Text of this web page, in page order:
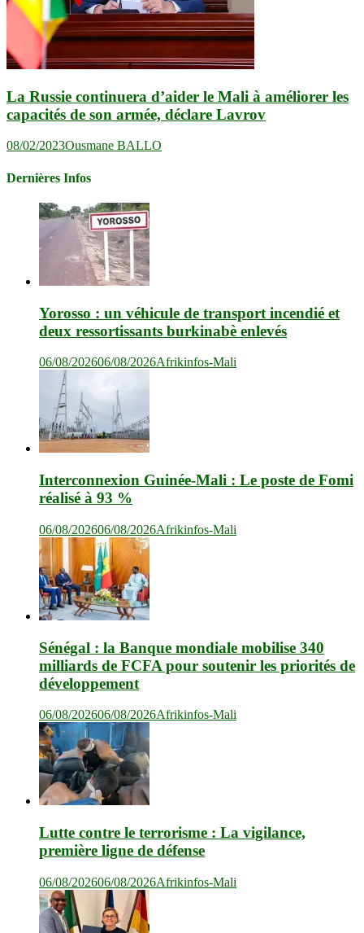
La Russie continuera d’aider le Mali à améliorer les
capacités de son armée, déclare Lavrov
08/02/2023Ousmane BALLO
Dernières Infos
Yorosso : un véhicule de transport incendié et
deux ressortissants burkinabè enlevés
06/08/202606/08/2026Afrikinfos-Mali
Interconnexion Guinée-Mali : Le poste de Fomi
réalisé à 93 %
06/08/202606/08/2026Afrikinfos-Mali
Sénégal : la Banque mondiale mobilise 340
milliards de FCFA pour soutenir les priorités de
développement
06/08/202606/08/2026Afrikinfos-Mali
Lutte contre le terrorisme : La vigilance,
première ligne de défense
06/08/202606/08/2026Afrikinfos-Mali